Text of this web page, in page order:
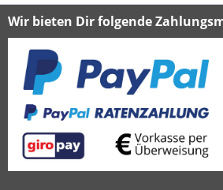
Wir bieten Dir folgende